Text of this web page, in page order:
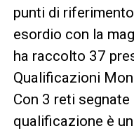
punti di
esordio con la
ha raccolto 37
Qualificazioni
Con 3 reti
qualificazione è